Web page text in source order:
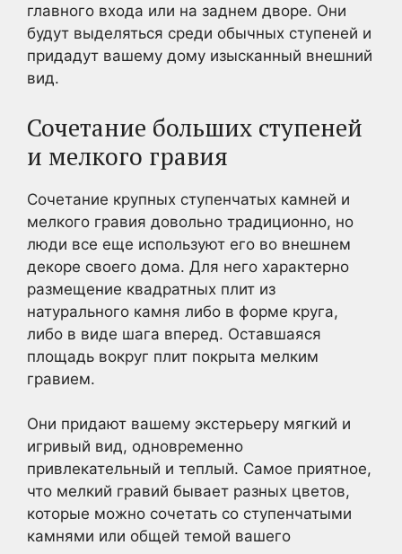
главного входа или на заднем дворе. Они
будут выделяться среди обычных ступеней и
придадут вашему дому изысканный внешний
вид.
Сочетание больших ступеней
и мелкого гравия
Сочетание крупных ступенчатых камней и
мелкого гравия довольно традиционно, но
люди все еще используют его во внешнем
декоре своего дома. Для него характерно
размещение квадратных плит из
натурального камня либо в форме круга,
либо в виде шага вперед. Оставшаяся
площадь вокруг плит покрыта мелким
гравием.
Они придают вашему экстерьеру мягкий и
игривый вид, одновременно
привлекательный и теплый. Самое приятное,
что мелкий гравий бывает разных цветов,
которые можно сочетать со ступенчатыми
камнями или общей темой вашего